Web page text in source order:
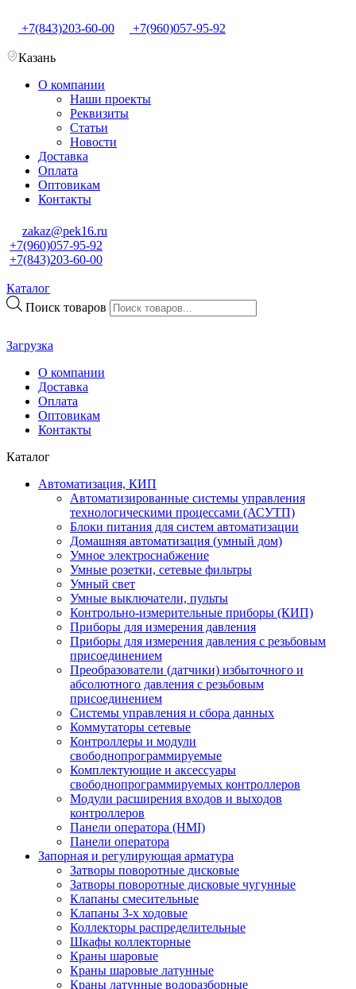
+7(843)203-60-00 +7(960)057-95-92
Казань
О компании
Наши проекты
Реквизиты
Статьи
Новости
Доставка
Оплата
Оптовикам
Контакты
zakaz@pek16.ru
+7(960)057-95-92
+7(843)203-60-00
Каталог
Поиск товаров
Загрузка
О компании
Доставка
Оплата
Оптовикам
Контакты
Каталог
Автоматизация, КИП
Автоматизированные системы управления
технологическими процессами (АСУТП)
Блоки питания для систем автоматизации
Домашняя автоматизация (умный дом)
Умное электроснабжение
Умные розетки, сетевые фильтры
Умный свет
Умные выключатели, пульты
Контрольно-измерительные приборы (КИП)
Приборы для измерения давления
Приборы для измерения давления с резьбовым
присоединением
Преобразователи (датчики) избыточного и
абсолютного давления с резьбовым
присоединением
Системы управления и сбора данных
Коммутаторы сетевые
Контроллеры и модули
свободнопрограммируемые
Комплектующие и аксессуары
свободнопрограммируемых контроллеров
Модули расширения входов и выходов
контроллеров
Панели оператора (HMI)
Панели оператора
Запорная и регулирующая арматура
Затворы поворотные дисковые
Затворы поворотные дисковые чугунные
Клапаны смесительные
Клапаны 3-х ходовые
Коллекторы распределительные
Шкафы коллекторные
Краны шаровые
Краны шаровые латунные
Краны латунные водоразборные